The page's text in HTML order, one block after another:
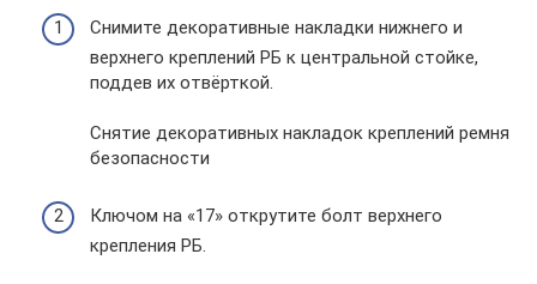
Снимите декоративные накладки нижнего и
верхнего креплений РБ к центральной стойке,
поддев их отвёрткой.
Снятие декоративных накладок креплений ремня
безопасности
Ключом на «17» открутите болт верхнего
крепления РБ.